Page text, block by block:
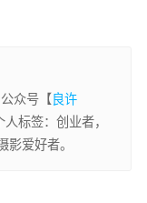
众号【 良许
标签：创业者，
爱好者。